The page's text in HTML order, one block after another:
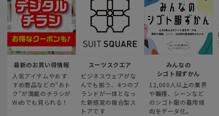
最新のお買い得情報
人気アイテムやおす
すめ商品などの“おト
ク“が満載のチラシが
Webでも見られる！
スーツスクエア
ビジネスウェアがな
んでも揃う、4つのブ
ランドが一体となっ
た新感覚の複合型ス
トアです
みんなの
シゴト服ずかん
12,000人以上の業界
や職種、シーンなど
のシゴト服の着用傾
向をデータ化。